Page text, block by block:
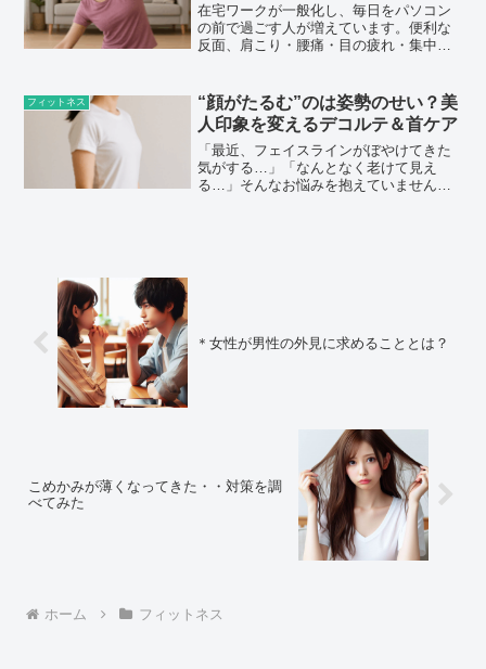
在宅ワークが一般化し、毎日をパソコン
の前で過ごす人が増えています。便利な
反面、肩こり・腰痛・目の疲れ・集中力
現代の働き方にピッタリなのが「オンラ
インヨガ」。ヨガは心と体...
フィットネス
“顔がたるむ”のは姿勢のせい？美
人印象を変えるデコルテ＆首ケア
「最近、フェイスラインがぼやけてきた
気がする…」「なんとなく老けて見え
る…」そんなお悩みを抱えていません
＊女性が男性の外見に求めることとは？
こめかみが薄くなってきた・・対策を調
べてみた
ホーム フィットネス